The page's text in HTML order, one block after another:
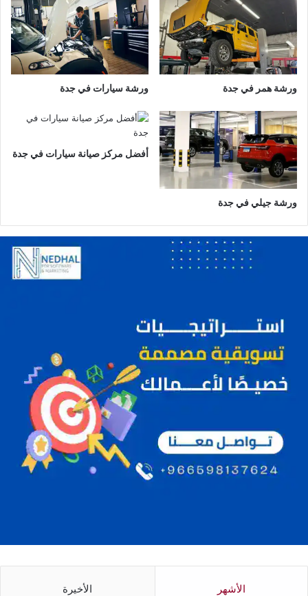
ب
ئ
ي
ة
ي
ل
س
ع
و
د
ة
ورشة همر في جدة ورشة سيارات في جدة
ورشة جيلي في جدة
أفضل مركز صيانة سيارات في جدة
الأشهر الأخيرة